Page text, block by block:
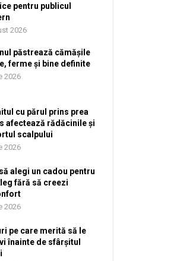
pentru publicul
2026
păstrează cămășile
ferme și bine definite
2026
cu părul prins prea
afectează rădăcinile și
scalpului
2026
alegi un cadou pentru
fără să creezi
2026
pe care merită să le
înainte de sfârșitul